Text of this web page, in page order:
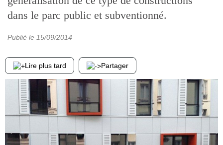
dans le parc public et subventionné.
Publié le 15/09/2014
Lire plus tard Partager